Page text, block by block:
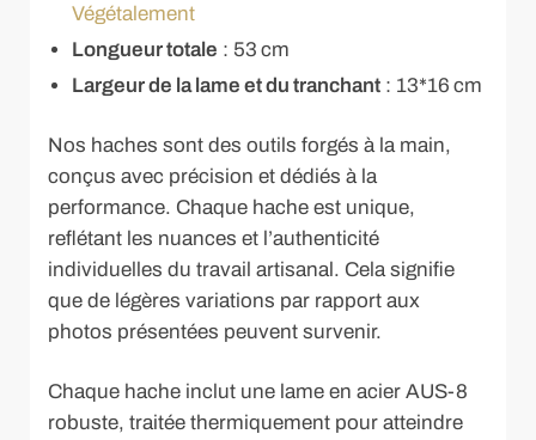
Végétalement
Longueur totale : 53 cm
Largeur de la lame et du tranchant : 13*16 cm
Nos haches sont des outils forgés à la main,
conçus avec précision et dédiés à la
performance. Chaque hache est unique,
reflétant les nuances et l’authenticité
individuelles du travail artisanal. Cela signifie
que de légères variations par rapport aux
photos présentées peuvent survenir.
Chaque hache inclut une lame en acier AUS-8
robuste, traitée thermiquement pour atteindre